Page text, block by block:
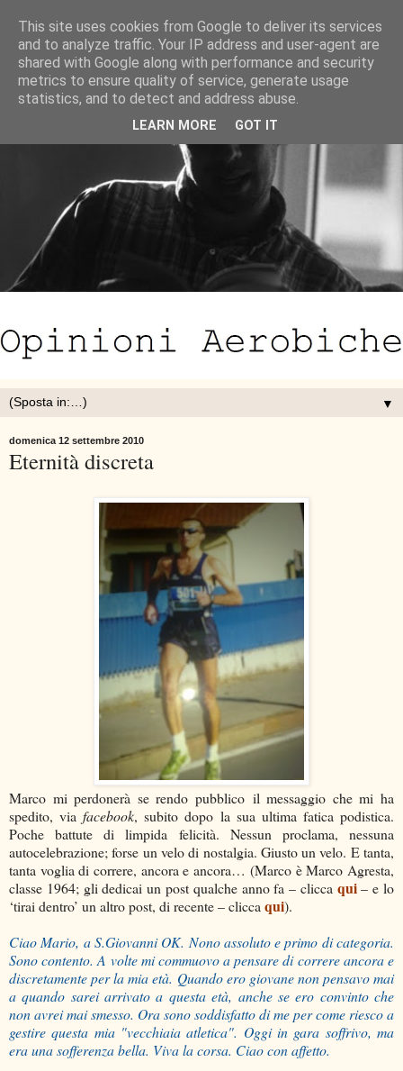
▼
domenica 12 settembre 2010
Eternità discreta
Marco mi perdonerà se rendo pubblico il messaggio che mi ha
spedito, viafacebook, subito dopo la sua ultima fatica podistica.
Poche battute di limpida felicità. Nessun proclama, nessuna
autocelebrazione; forse un velo di nostalgia. Giusto un velo. E tanta,
tanta voglia di correre, ancora e ancora… (Marco è Marco Agresta,
classe 1964; gli dedicai un post qualche anno fa – clicca qui– e lo
‘tirai dentro’ un altro post, di recente – clicca qui).
Ciao Mario, a S.Giovanni OK. Nono assoluto e primo di categoria.
Sono contento. A volte mi commuovo a pensare di correre ancora e
discretamente per la mia età. Quando ero giovane non pensavo mai
a quando sarei arrivato a questa età, anche se ero convinto che
non avrei mai smesso. Ora sono soddisfatto di me per come riesco a
gestire questa mia "vecchiaia atletica". Oggi in gara soffrivo, ma
era una sofferenza bella. Viva la corsa. Ciao con affetto.
This site uses cookies from Google to deliver its services
and to analyze traffic. Your IP address and user-agent are
shared with Google along with performance and security
metrics to ensure quality of service, generate usage
statistics, and to detect and address abuse.
LEARN MORE GOT IT